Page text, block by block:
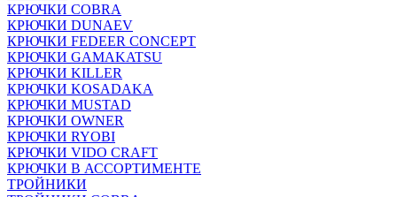
КРЮЧКИ COBRA
КРЮЧКИ DUNAEV
КРЮЧКИ FEDEER CONCEPT
КРЮЧКИ GAMAKATSU
КРЮЧКИ KILLER
КРЮЧКИ KOSADAKA
КРЮЧКИ MUSTAD
КРЮЧКИ OWNER
КРЮЧКИ RYOBI
КРЮЧКИ VIDO CRAFT
КРЮЧКИ В АССОРТИМЕНТЕ
ТРОЙНИКИ